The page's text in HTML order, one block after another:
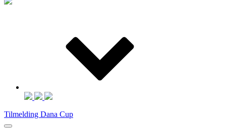
Tilmelding Dana Cup